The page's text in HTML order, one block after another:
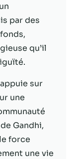
par des
qu’il
sur
une
Gandhi,
force
une vie
Web.
vous
les
de